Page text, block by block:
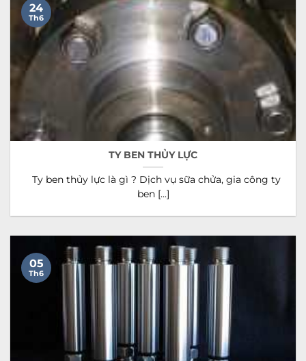
TY BEN THỦY LỰC
Ty ben thủy lực là gì ? Dịch vụ sữa chửa, gia công ty
ben [...]
24
Th6
05
Th6